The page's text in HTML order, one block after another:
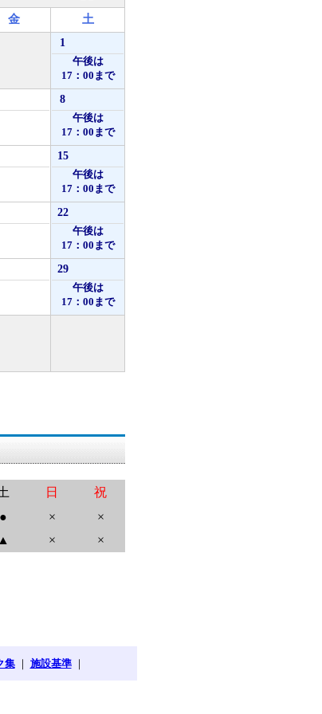
金 土
1
午後は
17：00まで
8
午後は
17：00まで
15
午後は
17：00まで
22
午後は
17：00まで
29
午後は
17：00まで
日
祝
● ×
×
▲ × ×
集｜ 施設基準｜